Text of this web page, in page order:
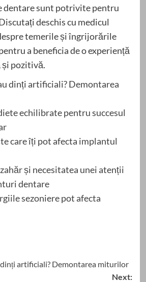
dentare sunt potrivite pentru
deschis cu medicul
temerile și îngrijorările
a beneficia de o experiență
și pozitivă.
dinți artificiali? Demontarea
echilibrate pentru succesul
care îți pot afecta implantul
și necesitatea unei atenții
dentare
sezoniere pot afecta
artificiali? Demontarea miturilor
Next: